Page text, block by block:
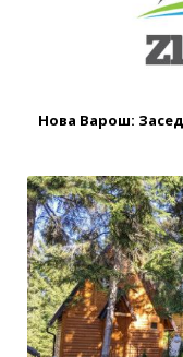
Нова Варош: